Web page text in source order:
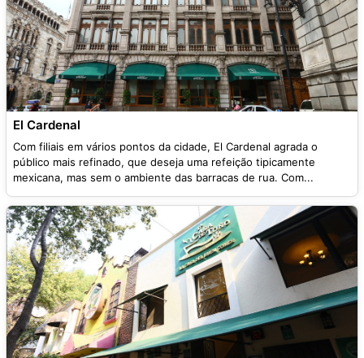
El Cardenal
Com filiais em vários pontos da cidade, El Cardenal agrada o
público mais refinado, que deseja uma refeição tipicamente
mexicana, mas sem o ambiente das barracas de rua. Com...